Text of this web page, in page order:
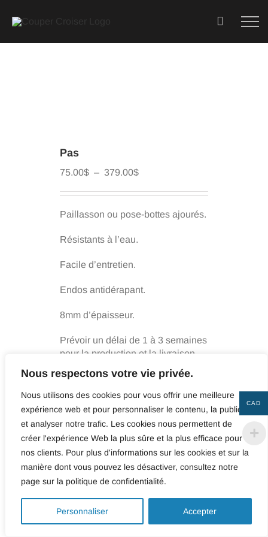
Nous respectons votre vie privée.
Nous utilisons des cookies pour vous offrir une meilleure
expérience web et pour personnaliser le contenu, la publicité
et analyser notre trafic. Les cookies nous permettent de
créer l'expérience Web la plus sûre et la plus efficace pour
nos clients. Pour plus d'informations sur les cookies et sur la
manière dont vous pouvez les désactiver, consultez notre
page sur la politique de confidentialité.
Personnaliser Accepter
Pas
75.00$ – 379.00$Plage
prix :
75.00$
Paillasson ou pose-bottes ajourés.
Résistants à l’eau.
Facile d’entretien.
Endos antidérapant.
8mm d’épaisseur.
Prévoir un délai de 1 à 3 semaines
pour la production et la livraison.
Taille
Effacer la sélection
quantité
de
Pas
CAD
0